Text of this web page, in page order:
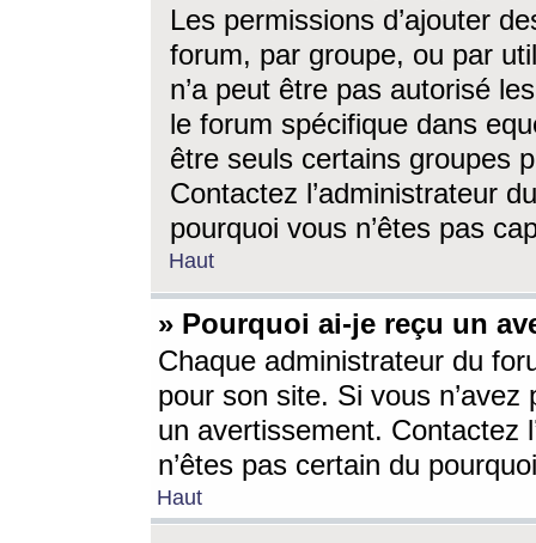
Les permissions d’ajouter
forum, par groupe, ou par
n’a peut être pas autorisé
le forum spécifique dans
être seuls certains groupes
Contactez l’administrateur
pourquoi vous n’êtes pas
Haut
» Pourquoi ai-je reçu un
Chaque administrateur du
pour son site. Si vous
un avertissement. Contactez
n’êtes pas certain du
Haut